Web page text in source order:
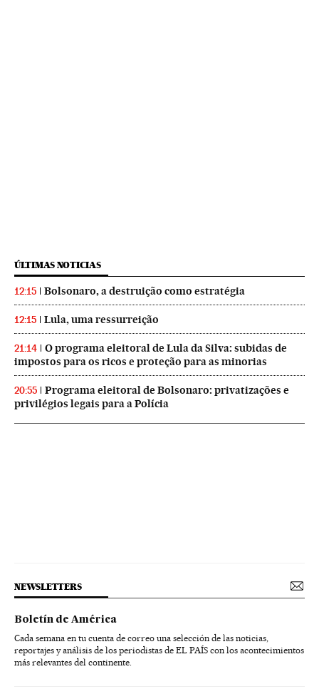
ÚLTIMAS NOTICIAS
12:15 Bolsonaro, a destruição como estratégia
12:15 Lula, uma ressurreição
21:14
O programa eleitoral de Lula da Silva: subidas de
impostos para os ricos e proteção para as minorias
20:55
Programa eleitoral de Bolsonaro: privatizações e
privilégios legais para a Polícia
NEWSLETTERS
Boletín de América
Cada semana en tu cuenta de correo una selección de las noticias,
reportajes y análisis de los periodistas de EL PAÍS con los acontecimientos
más relevantes del continente.